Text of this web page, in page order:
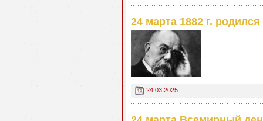
24 марта 1882 г.
24.03.2025